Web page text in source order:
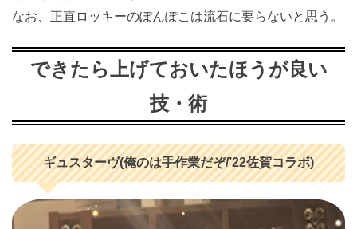
なお、正直ロッキーのぽんぽこは流石に要らないと思う。
できたら上げておいたほうが良い
技・術
ギュスターヴ(俺のは手作業だぞ/’22佐賀コラボ)